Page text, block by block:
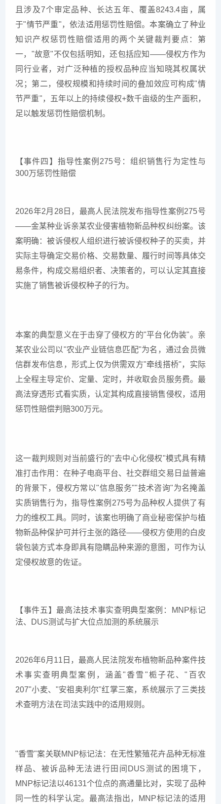
且涉及7个审定品种、长达五年、覆盖8243.4亩，属
于"情节严重"，依法适用惩罚性赔偿。本案确立了种业
知识产权惩罚性赔偿适用的两个关键裁判要点：第
一，"故意"不仅包括明知，还包括应知——侵权方作为
同行业者，对广泛种植的授权品种应当知晓其权属状
况；第二，侵权规模和持续时间的叠加效应可构成"情
节严重"，五年以上的持续侵权+数千亩级的生产面积，
足以触发惩罚性赔偿机制。
【事件四】指导性案例275号：组织销售行为定性与
300万惩罚性赔偿
2026年2月28日，最高人民法院发布指导性案例275号
——金某种业诉亲某农业侵害植物新品种权纠纷案。该
案明确：被诉侵权人组织进行被诉侵权种子的买卖，并
实际主导确定交易价格、交易数量、履行时间等具体交
易条件，构成交易组织者、决策者的，可以认定其直接
实施了销售被诉侵权种子的行为。
本案的典型意义在于击穿了侵权方的"平台化伪装"。亲
某农业公司以"农业产业链信息匹配"为名，通过会员微
信群发布信息，形式上仅为供需双方"牵线搭桥"，实际
上全程主导定价、定量、定时，并收取会员服务费。最
高法穿透形式看实质，认定其构成直接销售侵权，适用
惩罚性赔偿判赔300万元。
这一裁判规则对当前盛行的"去中心化侵权"模式具有精
准打击作用：在种子电商平台、社交群组交易日益普遍
的背景下，侵权方常以"信息服务""技术咨询"为名掩盖
实质销售行为，指导性案例275号为品种权人提供了有
力的维权工具。同时，该案也明确了商业秘密保护与植
物新品种保护可并行主张的路径——侵权方使用的白皮
袋包装方式本身即具有隐瞒品种来源的意图，可作为认
定侵权故意的佐证。
【事件五】最高法技术事实查明典型案例：MNP标记
法、DUS测试与扩大位点加测的系统展示
2026年6月11日，最高人民法院发布植物新品种案件技
术事实查明典型案例，涵盖"香雪"栀子花、"百农
207"小麦、"安祖奥利尔"红掌三案，系统展示了三类技
术查明方法在司法实践中的适用规则。
"香雪"案关联MNP标记法：在无性繁殖花卉品种无标准
样品、被诉品种无法进行田间DUS测试的困境下，
MNP标记法以46131个位点的高通量比对，实现了品种
同一性的科学认定。最高法指出，MNP标记法的适用